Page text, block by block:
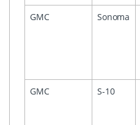
GMC Sonoma
GMC S-10